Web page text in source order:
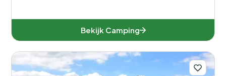
Bekijk Camping